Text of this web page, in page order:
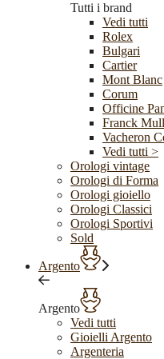
Tutti i brand
Vedi tutti
Rolex
Bulgari
Cartier
Mont Blanc
Corum
Officine
Franck
Vacheron
Vedi tutti >
Orologi vintage
Orologi di Forma
Orologi gioiello
Orologi Classici
Orologi Sportivi
Sold
Argento
Argento
Vedi tutti
Gioielli Argento
Argenteria